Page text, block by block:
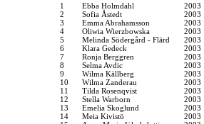
1 Ebba Holmdahl
2003
2
Sofia Åstedt
2003
3
Emma Abrahamsson
2003
4
Oliwia Wierzbowska
2003
5
Melinda Södergård - Flärd
2003
6
Klara Gedeck
2003
7
Ronja Berggren
2003
8
Selma Avdic
2003
9
Wilma Källberg
2003
10
Wilma Zanderau
2003
11
Tilda Rosenqvist
2003
12
Stella Warborn
2003
13
Emelia Skoglund
2003
14
Meia Kivistö
2003